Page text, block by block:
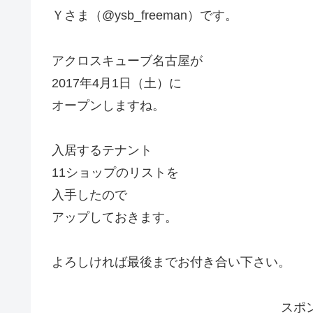
Ｙさま（@ysb_freeman）です。
アクロスキューブ名古屋が
2017年4月1日（土）に
オープンしますね。
入居するテナント
11ショップのリストを
入手したので
アップしておきます。
よろしければ最後までお付き合い下さい。
スポ